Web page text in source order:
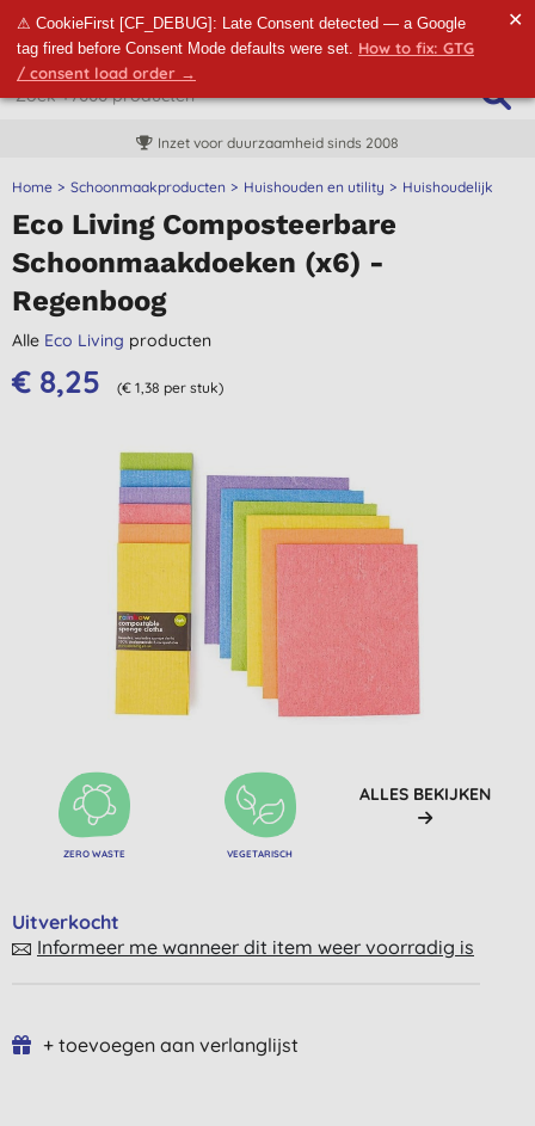
⚠ CookieFirst [CF_DEBUG]: Late Consent detected — a Google
tag fired before Consent Mode defaults were set. How to fix: GTG
/ consent load order →
✕
Inzet voor duurzaamheid sinds 2008
Home Schoonmaakproducten Huishouden en utility Huishoudelijk
Eco Living Composteerbare
Schoonmaakdoeken (x6) -
Regenboog
Alle Eco Living producten
€ 8,25 (€ 1,38 per stuk)
ZERO WASTE VEGETARISCH
ALLES BEKIJKEN
Uitverkocht
Informeer me wanneer dit item weer voorradig is
+ toevoegen aan verlanglijst